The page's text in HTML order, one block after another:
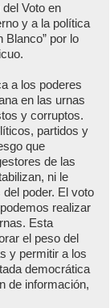
Voto en
y a la política
Blanco” por lo
a los poderes
en las urnas
y corruptos.
partidos y
que
de las
ni le
poder. El voto
realizar
Esta
el peso del
y permitir a los
democrática
de información,